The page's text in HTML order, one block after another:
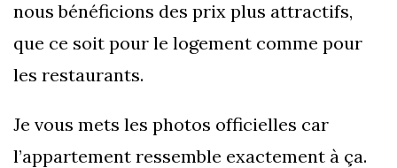
nous bénéficions des prix plus attractifs,
que ce soit pour le logement comme pour
les restaurants.
Je vous mets les photos officielles car
l’appartement ressemble exactement à ça.